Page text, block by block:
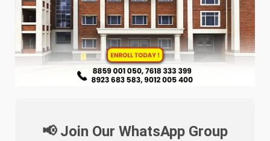
📢 Join Our WhatsApp Group